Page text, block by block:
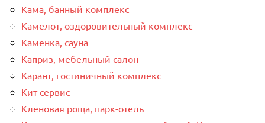
Кама, банный комплекс
Камелот, оздоровительный комплекс
Каменка, сауна
Каприз, мебельный салон
Карант, гостиничный комплекс
Кит сервис
Кленовая роща, парк-отель